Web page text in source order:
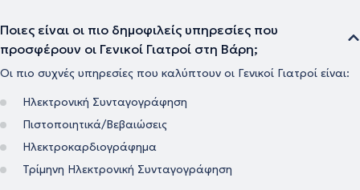
Ποιες είναι οι πιο δημοφιλείς υπηρεσίες που
προσφέρουν οι Γενικοί Γιατροί στη Βάρη;
Οι πιο συχνές υπηρεσίες που καλύπτουν οι Γενικοί Γιατροί είναι:
Ηλεκτρονική Συνταγογράφηση
Πιστοποιητικά/Βεβαιώσεις
Ηλεκτροκαρδιογράφημα
Τρίμηνη Ηλεκτρονική Συνταγογράφηση